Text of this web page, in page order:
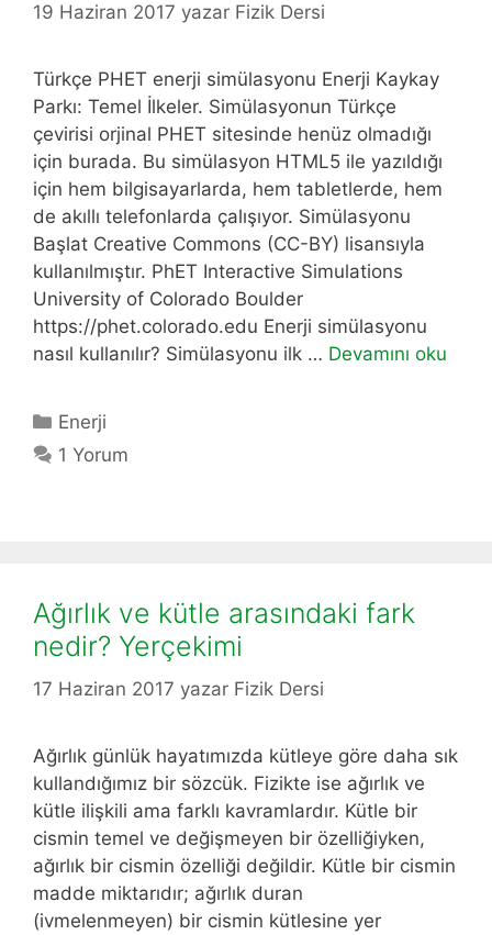
19 Haziran 2017 yazar Fizik Dersi
Türkçe PHET enerji simülasyonu Enerji Kaykay
Parkı: Temel İlkeler. Simülasyonun Türkçe
çevirisi orjinal PHET sitesinde henüz olmadığı
için burada. Bu simülasyon HTML5 ile yazıldığı
için hem bilgisayarlarda, hem tabletlerde, hem
de akıllı telefonlarda çalışıyor. Simülasyonu
Başlat Creative Commons (CC-BY) lisansıyla
kullanılmıştır. PhET Interactive Simulations
University of Colorado Boulder
https://phet.colorado.edu Enerji simülasyonu
nasıl kullanılır? Simülasyonu ilk … Devamını oku
Kategoriler
Enerji
1 Yorum
Ağırlık ve kütle arasındaki fark
nedir? Yerçekimi
17 Haziran 2017 yazar Fizik Dersi
Ağırlık günlük hayatımızda kütleye göre daha sık
kullandığımız bir sözcük. Fizikte ise ağırlık ve
kütle ilişkili ama farklı kavramlardır. Kütle bir
cismin temel ve değişmeyen bir özelliğiyken,
ağırlık bir cismin özelliği değildir. Kütle bir cismin
madde miktarıdır; ağırlık duran
(ivmelenmeyen) bir cismin kütlesine yer